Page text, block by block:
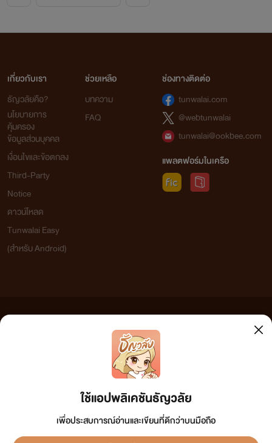
ใช้แอปพลิเคชันธัญวลัย
เพื่อประสบการณ์อ่านและเขียนที่ดีกว่าบนมือถือ
เกี่ยวกับเรา
ธัญวลัยคือ?
นโยบายการ
คุ้มครอง
ข้อมูลส่วนบุคคล
เงื่อนไขและข้อตกลง
Third-Party
Notice
ดาวน์โหลด
Tunwalai Easy
(สำหรับ Android)
ช่วยเหลือ
บทความ
FAQ
ช่องทางติดต่อ
tunwalai.com
@webtunwalai
tunwalai@ookbee.com
แพลตฟอร์มในเครือ
เว็บไซต์แห่งนี้ไม่ได้เห็นด้วยและไม่ขอรับผิดชอบต่อข้อความใดๆ ทั้งสิ้น ดังนั้นผู้อ่านทุกท่านโปรดใช้
วิจารณญาณในการกลั่นกรองด้วยตนเอง และหากท่านพบข้อความใดๆ ที่ขัดต่อกฎหมายและศีลธรรม
กรุณาแจ้งมาที่ tunwalai@ookbee.com เพื่อทีมงานจะได้ดำเนินการในทันที ทั้งนี้ ทางเว็บไซต์ขอสงวน
ลิขสิทธิ์ตามพระราชบัญญัติลิขสิทธิ์ (ฉบับเพิ่มเติม) พ.ศ.2558